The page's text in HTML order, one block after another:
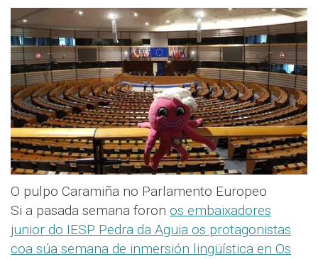
O pulpo Caramiña no Parlamento Europeo
Si a pasada semana foron os embaixadores
junior do IESP Pedra da Aguia os protagonistas
coa súa semana de inmersión lingüística en Os